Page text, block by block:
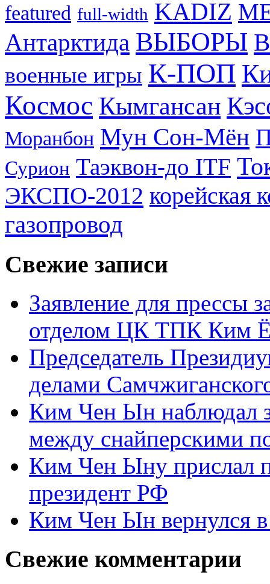
featured full-width KADIZ
Антарктида ВЫБОРЫ
военные игры К-ПОП
Космос Кымгансан
Моранбон Мун Сон-Мён
Сурион Таэквон-до ITF
ЭКСПО-2012 корейская
газопровод
Свежие записи
Заявление для прессы
отделом ЦК ТПК Ким
Председатель
делами
Ким Чен Ын наблюдал
между снайперскими
Ким Чен Ыну прислал
президент РФ
Ким Чен Ын вернулся
Свежие комментарии